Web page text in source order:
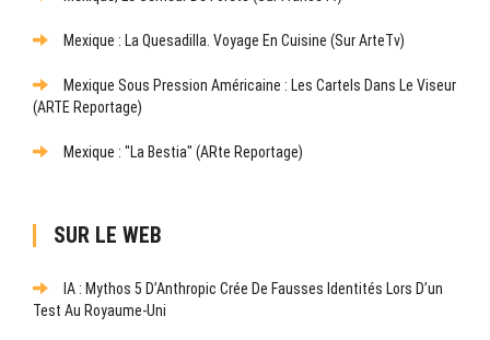
Mexique : La Quesadilla. Voyage En Cuisine (sur ArteTv)
Mexique Sous Pression Américaine : Les Cartels Dans Le Viseur
(ARTE Reportage)
Mexique : "La Bestia" (ARte Reportage)
SUR LE WEB
IA : Mythos 5 D’Anthropic Crée De Fausses Identités Lors D’un
Test Au Royaume-Uni